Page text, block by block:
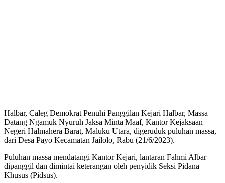
Halbar, Caleg Demokrat Penuhi Panggilan Kejari Halbar, Massa
Datang Ngamuk Nyuruh Jaksa Minta Maaf, Kantor Kejaksaan
Negeri Halmahera Barat, Maluku Utara, digeruduk puluhan massa,
dari Desa Payo Kecamatan Jailolo, Rabu (21/6/2023).
Puluhan massa mendatangi Kantor Kejari, lantaran Fahmi Albar
dipanggil dan dimintai keterangan oleh penyidik Seksi Pidana
Khusus (Pidsus).